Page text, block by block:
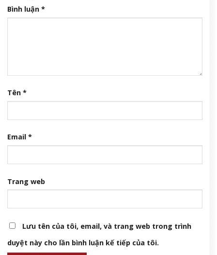
Bình luận *
Tên *
Email *
Trang web
Lưu tên của tôi, email, và trang web trong trình
duyệt này cho lần bình luận kế tiếp của tôi.